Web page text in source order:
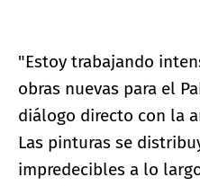
"Estoy trabajando
obras nuevas para el
diálogo directo con la
Las pinturas se
impredecibles a lo